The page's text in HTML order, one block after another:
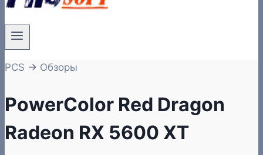
PCS → Обзоры
PowerColor Red Dragon
Radeon RX 5600 XT